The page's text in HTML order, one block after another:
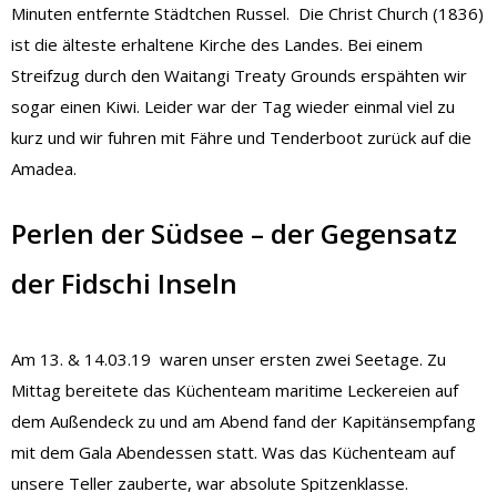
Minuten entfernte Städtchen Russel. Die Christ Church (1836)
ist die älteste erhaltene Kirche des Landes. Bei einem
Streifzug durch den Waitangi Treaty Grounds erspähten wir
sogar einen Kiwi. Leider war der Tag wieder einmal viel zu
kurz und wir fuhren mit Fähre und Tenderboot zurück auf die
Amadea.
Perlen der Südsee – der Gegensatz
der Fidschi Inseln
Am 13. & 14.03.19 waren unser ersten zwei Seetage. Zu
Mittag bereitete das Küchenteam maritime Leckereien auf
dem Außendeck zu und am Abend fand der Kapitänsempfang
mit dem Gala Abendessen statt. Was das Küchenteam auf
unsere Teller zauberte, war absolute Spitzenklasse.